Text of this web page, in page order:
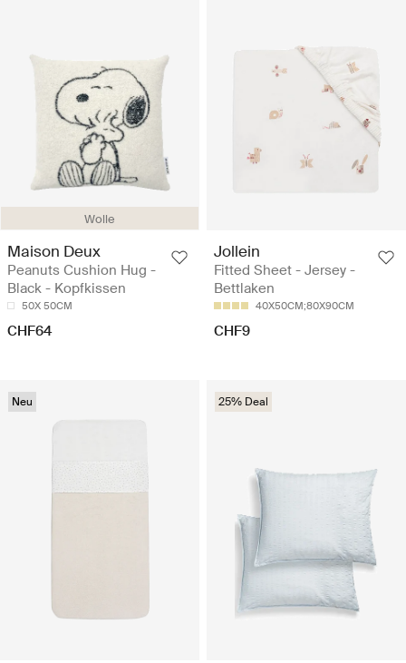
Wolle
Maison Deux
Peanuts Cushion Hug -
Black - Kopfkissen
50X 50CM
CHF64
Jollein
Fitted Sheet - Jersey -
Bettlaken
40X50CM;80X90CM
CHF9
Neu 25% Deal